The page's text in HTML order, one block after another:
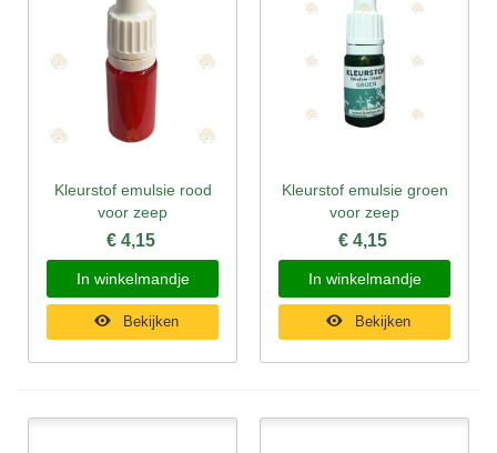
Kleurstof emulsie rood
voor zeep
€ 4,15
In winkelmandje
Bekijken
Kleurstof emulsie groen
voor zeep
€ 4,15
In winkelmandje
Bekijken